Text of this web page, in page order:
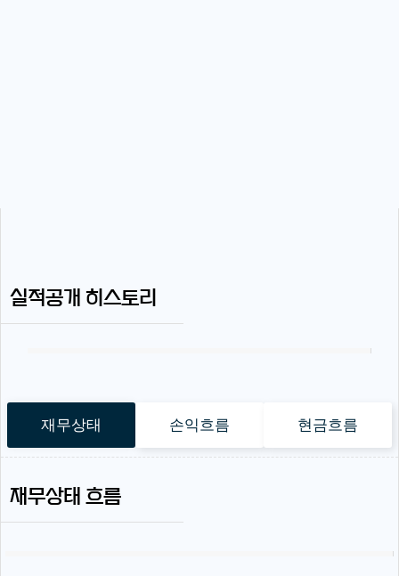
실적공개 히스토리
재무상태 손익흐름 현금흐름
재무상태 흐름